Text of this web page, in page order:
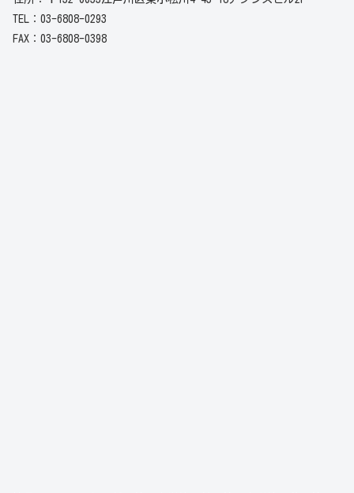
TEL：03-6808-0293
FAX：03-6808-0398